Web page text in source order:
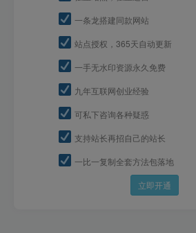
一条龙搭建同款网站
站点授权，365天自动更新
一手无水印资源永久免费
九年互联网创业经验
可私下咨询各种疑惑
支持站长再招自己的站长
一比一复制全套方法包落地
立即开通